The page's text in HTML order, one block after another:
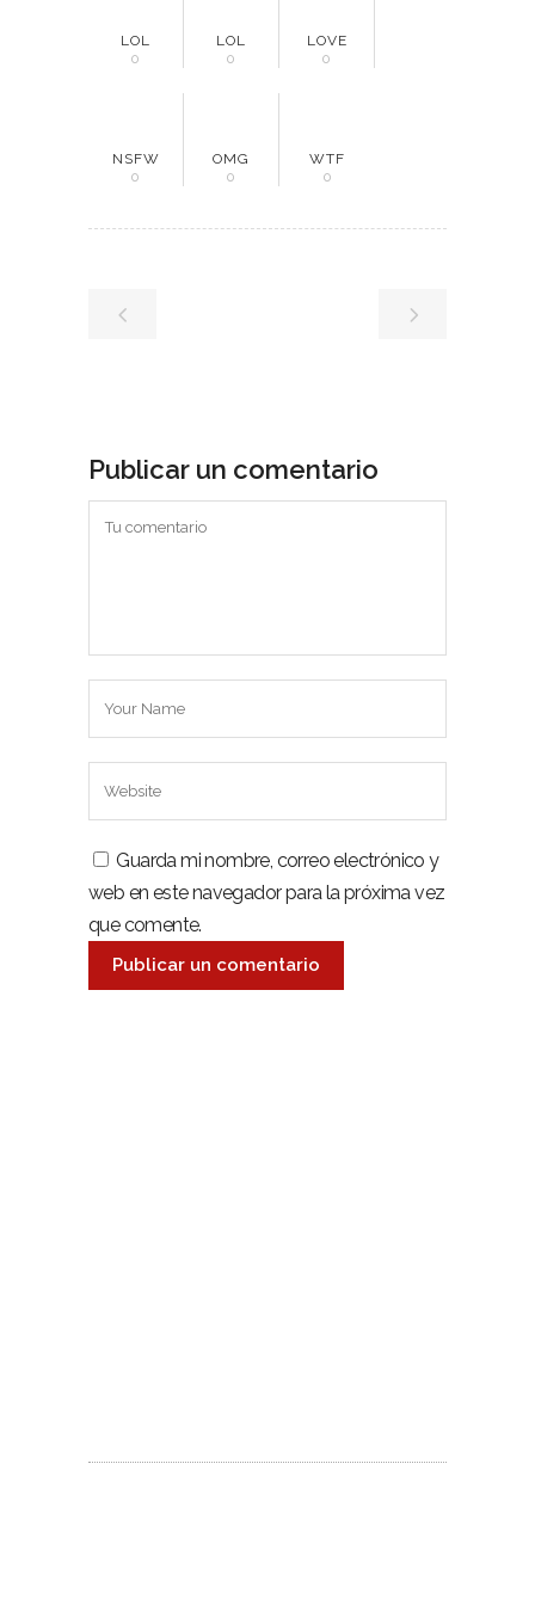
LOL
0
LOL
0
LOVE
0
NSFW
0
OMG
0
WTF
0
Publicar un comentario
Guarda mi nombre, correo electrónico y
web en este navegador para la próxima vez
que comente.